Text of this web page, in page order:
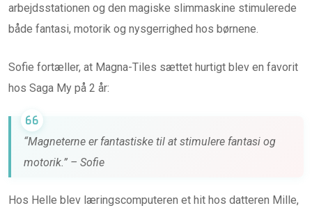
arbejdsstationen og den magiske slimmaskine stimulerede
både fantasi, motorik og nysgerrighed hos børnene.
Sofie fortæller, at Magna-Tiles sættet hurtigt blev en favorit
hos Saga My på 2 år:
“Magneterne er fantastiske til at stimulere fantasi og
motorik.” – Sofie
Hos Helle blev læringscomputeren et hit hos datteren Mille,